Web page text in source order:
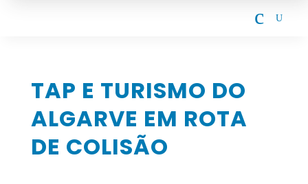
c U
TAP E TURISMO DO
ALGARVE EM ROTA
DE COLISÃO